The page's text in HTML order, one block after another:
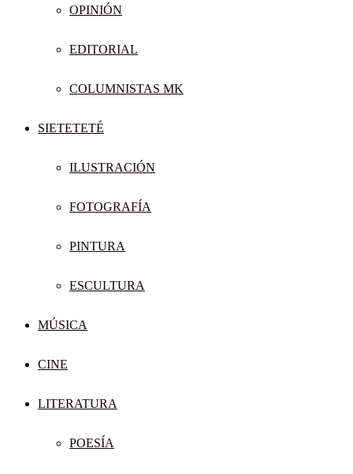
OPINIÓN
EDITORIAL
COLUMNISTAS MK
SIETETETÉ
ILUSTRACIÓN
FOTOGRAFÍA
PINTURA
ESCULTURA
MÚSICA
CINE
LITERATURA
POESÍA